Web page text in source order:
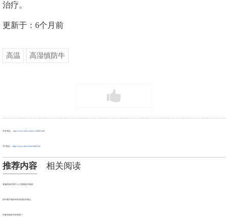
治疗。
更新于：6个月前
高温 高湿慎防牛
本文地址： https://www.ohei.cn/news/30405.html
TXT地址： https://www.ohei.cn/txt/30405.txt
推荐内容 相关阅读
直肠把握式母牛人工授精技术规程
奶牛围产期的饲养管理技术要点
后备的肉驴怎样管理？